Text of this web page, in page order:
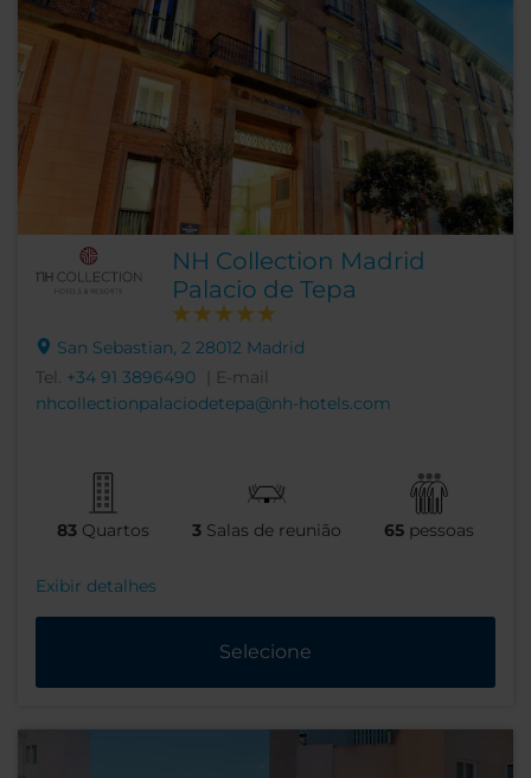
NH Collection Madrid
Palacio de Tepa
San Sebastian, 2 28012 Madrid
Tel. +34 91 3896490
| E-mail
nhcollectionpalaciodetepa@nh-hotels.com
83 Quartos 3 Salas de reunião 65 pessoas
Exibir detalhes
Selecione